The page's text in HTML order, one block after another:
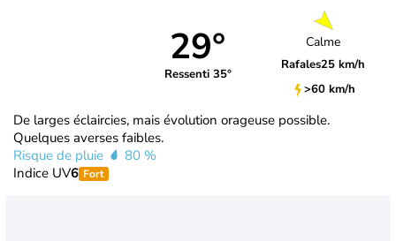
29°
Ressenti 35°
Calme
Rafales25 km/h
>60 km/h
De larges éclaircies, mais évolution orageuse possible.
Quelques averses faibles.
Risque de pluie
80 %
Indice UV6 Fort